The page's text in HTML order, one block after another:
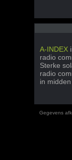
A-INDEX
radio
Sterke
radio
in
Gegevens